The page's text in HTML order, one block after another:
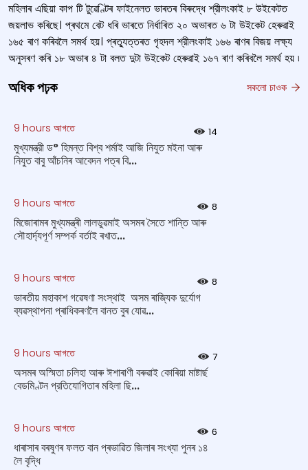
মহিলাৰ এছিয়া কাপ টি টুৱেণ্টিৰ ফাইনেলত ভাৰতৰ বিৰুদ্ধে শ্রীলংকাই ৮ উইকেটত
জয়লাভ কৰিছে। প্ৰথমে বেট ধৰি ভাৰতে নিৰ্ধাৰিত ২০ অভাৰত ৬ টা উইকেট হেৰুৱাই
১৬৫ ৰাণ কৰিবলৈ সমৰ্থ হয়। প্ৰত্যুত্তৰত গৃহদল শ্রীলংকাই ১৬৬ ৰাণৰ বিজয় লক্ষ্য
অনুসৰণ কৰি ১৮ অভাৰ ৪ টা বলত দুটা উইকেট হেৰুৱাই ১৬৭ ৰাণ কৰিবলৈ সমৰ্থ হয় ৷
অধিক পঢ়ক সকলো চাওক
9 hours আগতে 14
মুখ্যমন্ত্রী ড° হিমন্ত বিশ্ব শর্মাই আজি নিযুত ম‍ইনা আৰু
নিযুত বাবু আঁচনিৰ আবেদন পত্ৰ বি...
9 hours আগতে 8
মিজোৰামৰ মুখ্যমন্ত্ৰী লালডুৱমাই অসমৰ সৈতে শান্তি আৰু
সৌহাৰ্দ্যপূৰ্ণ সম্পৰ্ক বৰ্তাই ৰখাত...
9 hours আগতে 8
ভাৰতীয় মহাকাশ গৱেষণা সংস্থাই অসম ৰাজ্যিক দুৰ্যোগ
ব্যৱস্থাপনা প্ৰাধিকৰণলৈ বানত বুৰ যোৱ...
9 hours আগতে 7
অসমৰ অস্মিতা চলিহা আৰু ঈশাৰাণী বৰুৱাই কোৰিয়া মাষ্টাৰ্ছ
বেডমিণ্টন প্রতিযোগিতাৰ মহিলা ছি...
9 hours আগতে 6
ধাৰাসাৰ বৰষুণৰ ফলত বান প্ৰভাৱিত জিলাৰ সংখ্যা পুনৰ ১৪
লৈ বৃদ্ধি